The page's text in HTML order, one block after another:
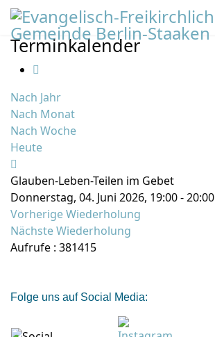
Terminkalender
Nach Jahr
Nach Monat
Nach Woche
Heute
Glauben-Leben-Teilen im Gebet
Donnerstag, 04. Juni 2026, 19:00 - 20:00
Vorherige Wiederholung
Nächste Wiederholung
Aufrufe : 381415
Folge uns auf Social Media: